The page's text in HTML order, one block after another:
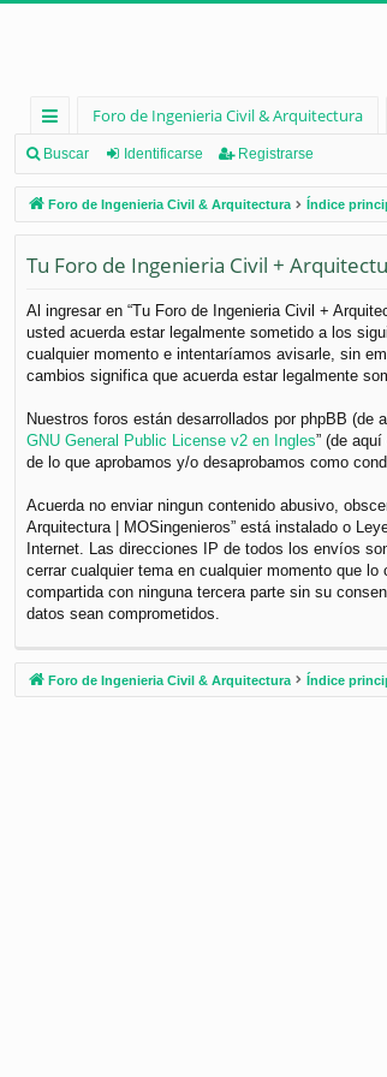
nl
ac
es
rá
pi
d
os
Foro de Ingenieria Civil & Arquitectura
Buscar Identificarse Registrarse
Foro de Ingenieria Civil & Arquitectura Índice
Tu Foro de Ingenieria Civil +
Al ingresar en “Tu Foro de Ingenieria Civil +
usted acuerda estar legalmente sometido a los
cualquier momento e intentaríamos avisarle, sin
cambios significa que acuerda estar legalmente
Nuestros foros están desarrollados por phpBB (de
GNU General Public License v2 en Ingles” (de
de lo que aprobamos y/o desaprobamos como
Acuerda no enviar ningun contenido abusivo,
Arquitectura | MOSingenieros” está instalado o
Internet. Las direcciones IP de todos los envíos
cerrar cualquier tema en cualquier momento que
compartida con ninguna tercera parte sin su
datos sean comprometidos.
Foro de Ingenieria Civil & Arquitectura Índice